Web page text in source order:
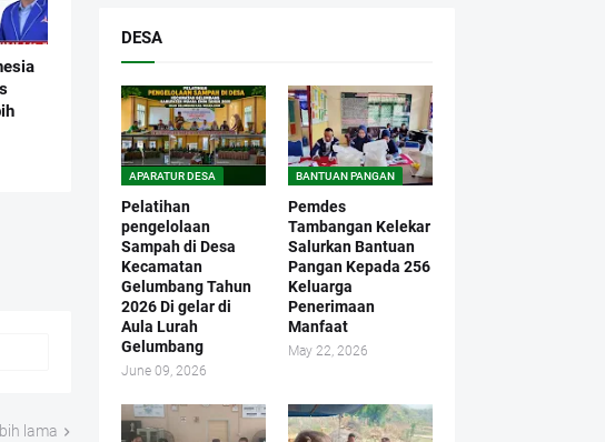
lama
DESA
APARATUR DESA
Pelatihan
pengelolaan
Sampah di Desa
Kecamatan
Gelumbang Tahun
2026 Di gelar di
Aula Lurah
Gelumbang
June 09, 2026
BANTUAN PANGAN
Pemdes
Tambangan Kelekar
Salurkan Bantuan
Pangan Kepada 256
Keluarga
Penerimaan
Manfaat
May 22, 2026